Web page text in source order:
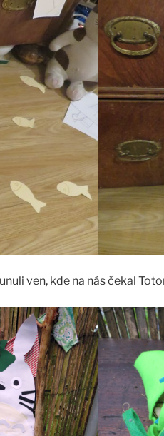
ven, kde na nás čekal